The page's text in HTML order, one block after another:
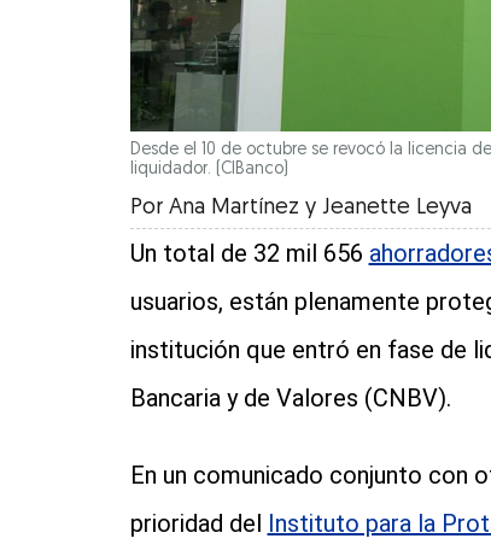
Desde el 10 de octubre se revocó la licencia
liquidador. (CIBanco)
Por Ana Martínez y Jeanette Leyva
Un total de 32 mil 656
usuarios, están plenamente
institución que entró en fase de
Bancaria y de Valores (CNBV).
En un comunicado conjunto con
prioridad del Instituto para la